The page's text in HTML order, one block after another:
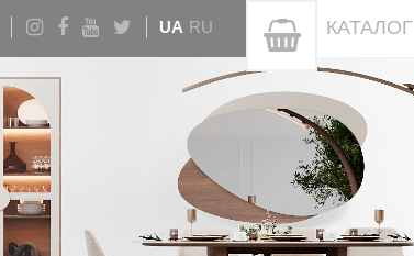
UA RU КАТАЛОГ